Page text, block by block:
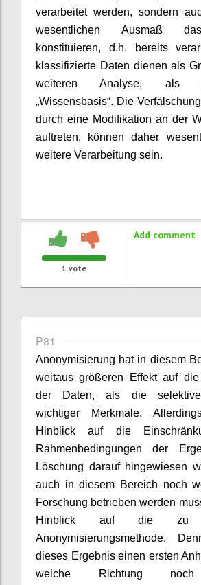
verarbeitet werden, sondern
wesentlichen Ausmaß
konstituieren, d.h. bereits
klassifizierte Daten dienen als
weiteren Analyse, als
„Wissensbasis“. Die
durch eine Modifikation an der
auftreten, können daher
weitere Verarbeitung sein.
1 vote
Add comment
P81
Anonymisierung hat in diesem
weitaus größeren Effekt auf die
der Daten, als die selektive
wichtiger Merkmale.
Hinblick auf die
Rahmenbedingungen der
Löschung darauf hingewiesen
auch in diesem Bereich noch
Forschung betrieben werden
Hinblick auf die zu
Anonymisierungsmethode.
dieses Ergebnis einen ersten
welche Richtung noch